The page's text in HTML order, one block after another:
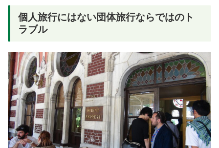
個人旅行にはない団体旅行ならではのト
ラブル